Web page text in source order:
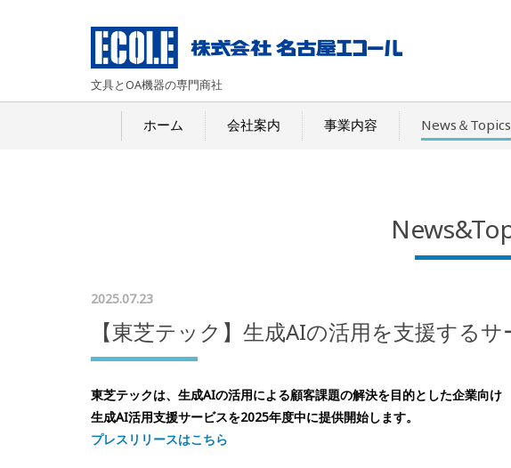
文具とOA機器の専門商社
ホーム 会社案内 事業内容 News＆Topics
2025.07.23
【東芝テック】生成AIの活用を支援する
東芝テックは、生成AIの活用による顧客課題の解決を目的とした企業向け
生成AI活用支援サービスを2025年度中に提供開始します。
プレスリリースはこちら